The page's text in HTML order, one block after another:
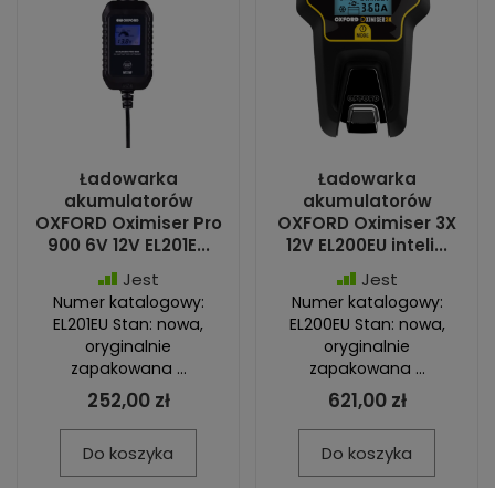
Ładowarka
akumulatorów
OXFORD Oximiser Pro
900 6V 12V EL201E...
Jest
Numer katalogowy:
EL201EU Stan: nowa,
oryginalnie
zapakowana ...
252,00 zł
Do koszyka
Ładowarka
akumulatorów
OXFORD Oximiser 3X
12V EL200EU inteli...
Jest
Numer katalogowy:
EL200EU Stan: nowa,
oryginalnie
zapakowana ...
621,00 zł
Do koszyka